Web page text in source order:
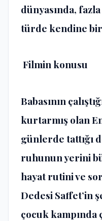
dünyasında,
türde kendine
Filmin konusu
Babasının
kurtarmış olan
günlerde tattığı
ruhunun yerini
hayat rutini ve
Dedesi Saffet’in
çocuk kampında